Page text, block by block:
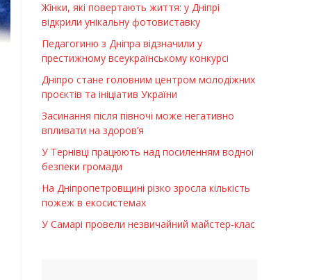
Жінки, які повертають життя: у Дніпрі
відкрили унікальну фотовиставку
Педагогиню з Дніпра відзначили у
престижному всеукраїнському конкурсі
Дніпро стане головним центром молодіжних
проєктів та ініціатив України
Засинання після півночі може негативно
впливати на здоров’я
У Тернівці працюють над посиленням водної
безпеки громади
На Дніпропетровщині різко зросла кількість
пожеж в екосистемах
У Самарі провели незвичайний майстер-клас